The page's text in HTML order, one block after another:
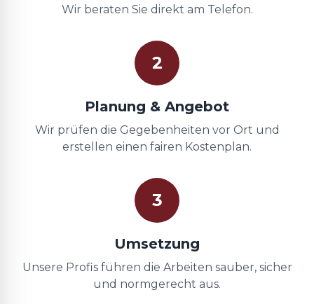
Wir beraten Sie direkt am Telefon.
2
Planung & Angebot
Wir prüfen die Gegebenheiten vor Ort und
erstellen einen fairen Kostenplan.
3
Umsetzung
Unsere Profis führen die Arbeiten sauber, sicher
und normgerecht aus.